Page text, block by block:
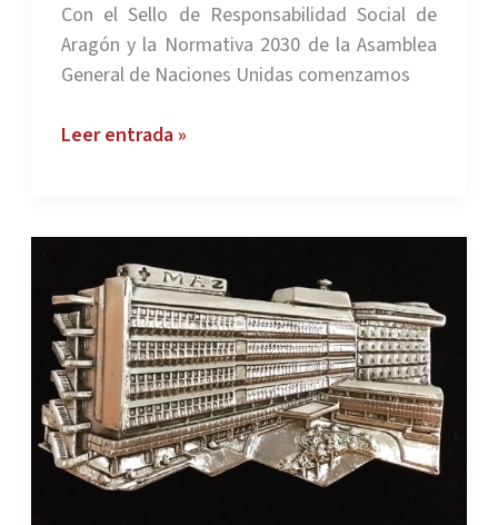
Con el Sello de Responsabilidad Social de
Aragón y la Normativa 2030 de la Asamblea
General de Naciones Unidas comenzamos
SELLO
Leer entrada »